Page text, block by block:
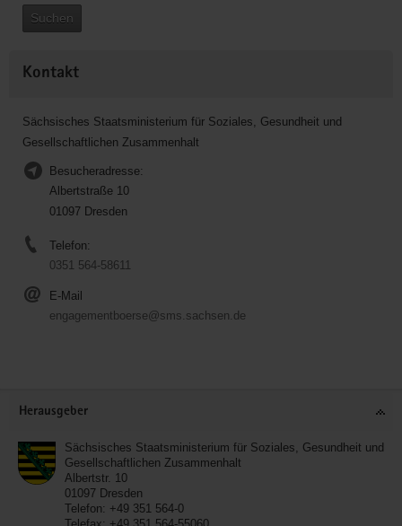
Suchen
Kontakt
Sächsisches Staatsministerium für Soziales, Gesundheit und
Gesellschaftlichen Zusammenhalt
Besucheradresse:
Albertstraße 10
01097 Dresden
Telefon:
0351 564-58611
E-Mail
engagementboerse@sms.sachsen.de
Herausgeber
Sächsisches Staatsministerium für Soziales, Gesundheit und
Gesellschaftlichen Zusammenhalt
Albertstr. 10
01097 Dresden
Telefon: +49 351 564-0